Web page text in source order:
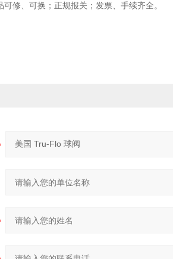
、可换；正规报关；发票、手续齐全。